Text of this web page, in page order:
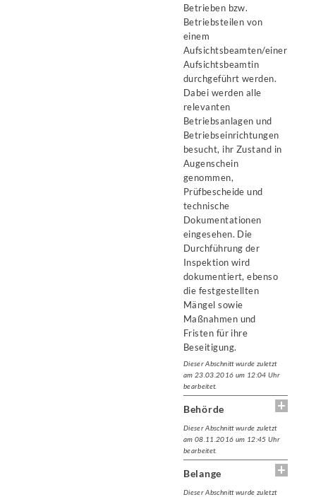
Betrieben bzw.
Betriebsteilen von
einem
Aufsichtsbeamten/einer
Aufsichtsbeamtin
durchgeführt werden.
Dabei werden alle
relevanten
Betriebsanlagen und
Betriebseinrichtungen
besucht, ihr Zustand in
Augenschein
genommen,
Prüfbescheide und
technische
Dokumentationen
eingesehen. Die
Durchführung der
Inspektion wird
dokumentiert, ebenso
die festgestellten
Mängel sowie
Maßnahmen und
Fristen für ihre
Beseitigung.
Dieser Abschnitt wurde zuletzt
am 23.03.2016 um 12:04 Uhr
bearbeitet.
Behörde
Dieser Abschnitt wurde zuletzt
am 08.11.2016 um 12:45 Uhr
bearbeitet.
Belange
Dieser Abschnitt wurde zuletzt